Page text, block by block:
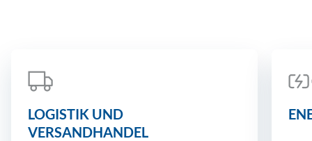
LOGISTIK UND
VERSANDHANDEL